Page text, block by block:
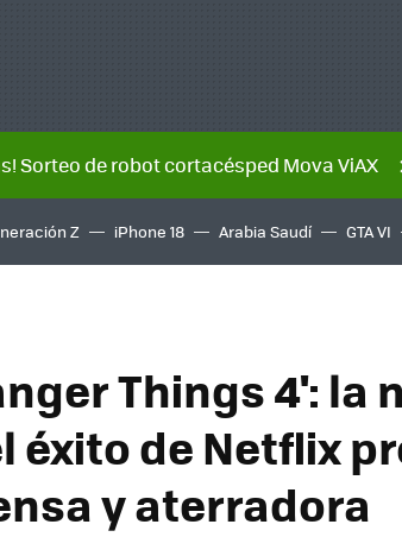
Sorteo de robot cortacésped Mova ViAX
Z iPhone 18 Arabia Saudí GTA VI
Things 4': la
éxito de Netflix
y aterradora